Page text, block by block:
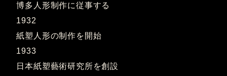
博多人形制作に従事する
1932
紙塑人形の制作を開始
1933
日本紙塑藝術研究所を創設